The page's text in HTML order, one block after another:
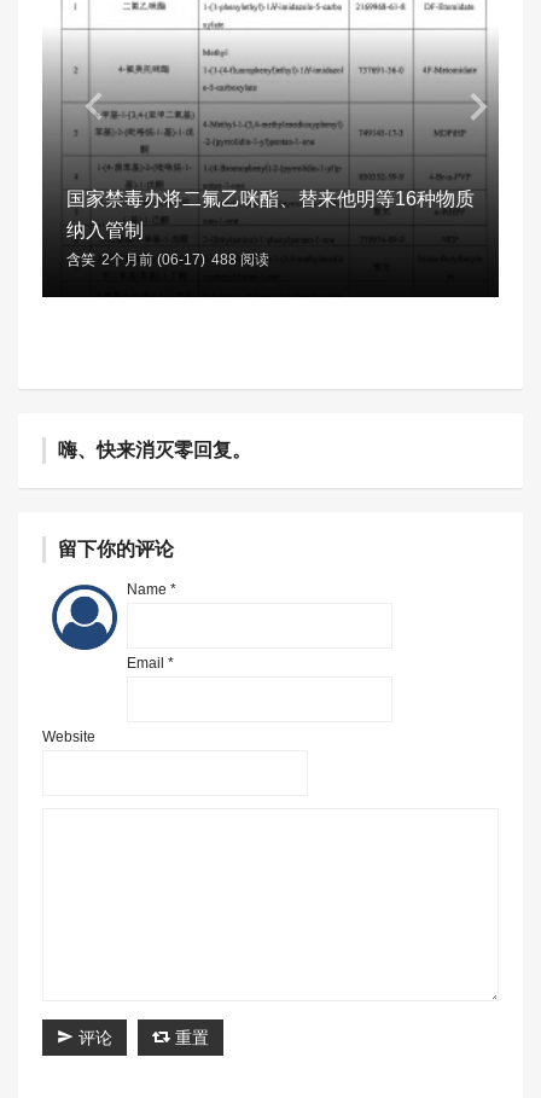
国家禁毒办将二氟乙咪酯、替来他明等16种物质
纳入管制
含笑 2个月前 (06-17) 488 阅读
嗨、快来消灭零回复。
留下你的评论
Name *
Email *
Website
评论 重置